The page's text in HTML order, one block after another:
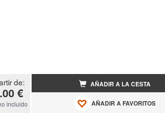
de:
€
incluido
AÑADIR A LA CESTA
AÑADIR A FAVORITOS